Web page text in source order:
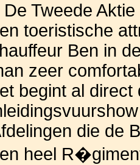
De Tweede
toeristische
Ben in
zeer
begint al
die de
heel